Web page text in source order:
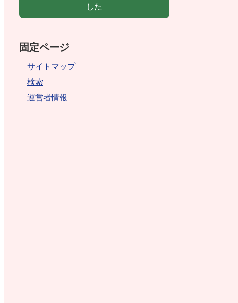
した
固定ページ
サイトマップ
検索
運営者情報